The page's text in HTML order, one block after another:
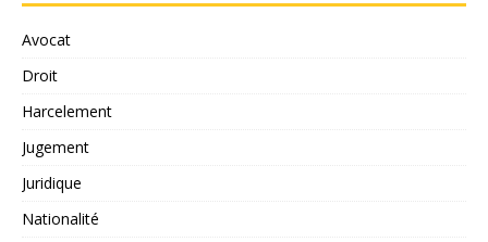
Avocat
Droit
Harcelement
Jugement
Juridique
Nationalité